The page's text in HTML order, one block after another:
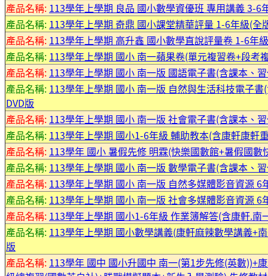
產品名稱: 113學年上學期 良品 國小數學資優班 專用講義 3-6
產品名稱: 113學年上學期 奇鼎 國小課堂精華評量 1-6年級(全
產品名稱: 113學年上學期 高升鑫 國小數學直說評量卷 1-6年
產品名稱: 113學年上學期 國小 南一蘋果卷(單元複習卷+段考
產品名稱: 113學年上學期 國小 南一版 國語電子書(含課本、
產品名稱: 113學年上學期 國小 南一版 自然與生活科技電子
DVD版
產品名稱: 113學年上學期 國小 南一版 社會電子書(含課本、
產品名稱: 113學年上學期 國小1-6年級 輔助教本(含康軒康軒
產品名稱: 113學年 國小 暑假先修 明霖(快樂國數館+暑假國數
產品名稱: 113學年上學期 國小 南一版 數學電子書(含課本、
產品名稱: 113學年上學期 國小 南一版 自然多媒體影音資源 6
產品名稱: 113學年上學期 國小 南一版 社會多媒體影音資源 6
產品名稱: 113學年上學期 國小1-6年級 作業簿解答(含康軒.
產品名稱: 113學年上學期 國小數學講義(康軒麻辣數學講義+
版
產品名稱: 113學年 國中 國小升國中 南一(第1步先修(英數))+